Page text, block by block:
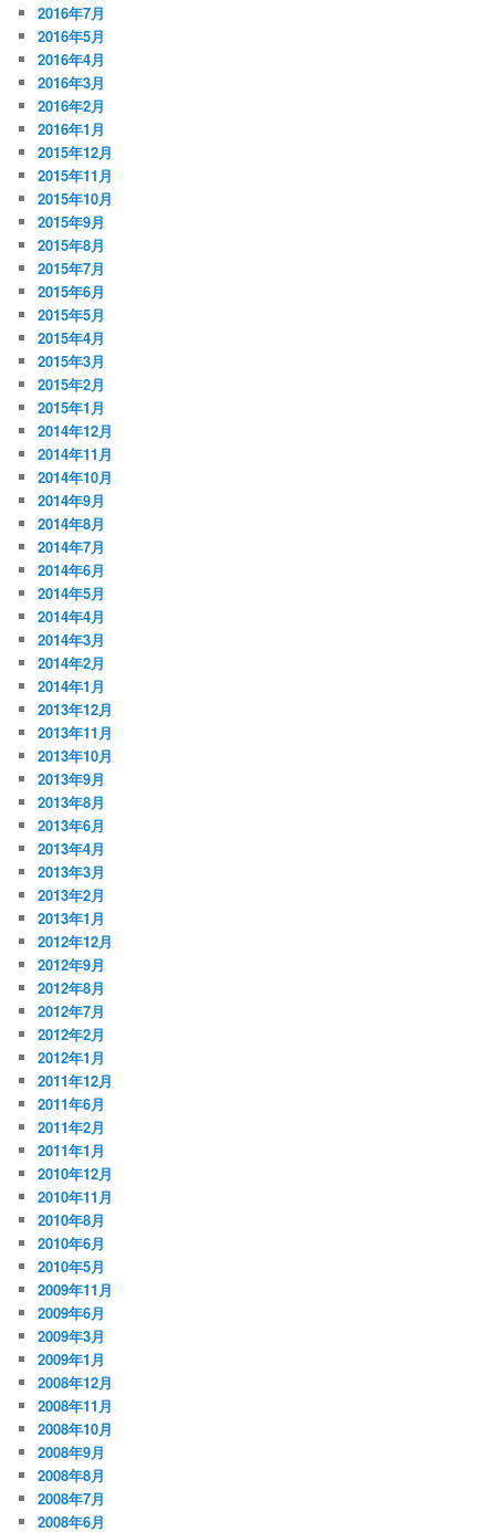
2016年7月
2016年5月
2016年4月
2016年3月
2016年2月
2016年1月
2015年12月
2015年11月
2015年10月
2015年9月
2015年8月
2015年7月
2015年6月
2015年5月
2015年4月
2015年3月
2015年2月
2015年1月
2014年12月
2014年11月
2014年10月
2014年9月
2014年8月
2014年7月
2014年6月
2014年5月
2014年4月
2014年3月
2014年2月
2014年1月
2013年12月
2013年11月
2013年10月
2013年9月
2013年8月
2013年6月
2013年4月
2013年3月
2013年2月
2013年1月
2012年12月
2012年9月
2012年8月
2012年7月
2012年2月
2012年1月
2011年12月
2011年6月
2011年2月
2011年1月
2010年12月
2010年11月
2010年8月
2010年6月
2010年5月
2009年11月
2009年6月
2009年3月
2009年1月
2008年12月
2008年11月
2008年10月
2008年9月
2008年8月
2008年7月
2008年6月